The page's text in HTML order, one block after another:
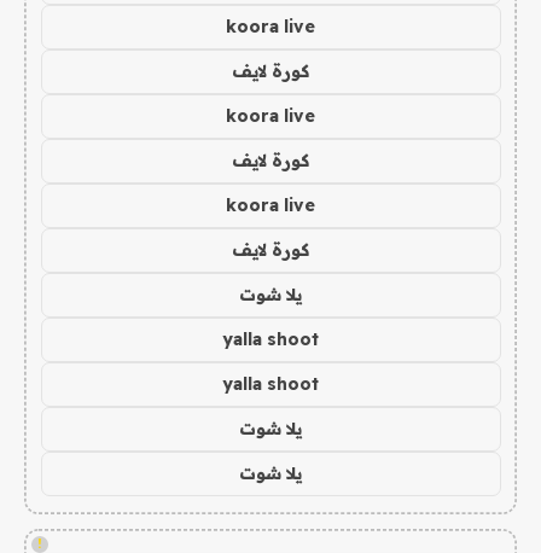
koora live
كورة لايف
koora live
كورة لايف
koora live
كورة لايف
يلا شوت
yalla shoot
yalla shoot
يلا شوت
يلا شوت
!